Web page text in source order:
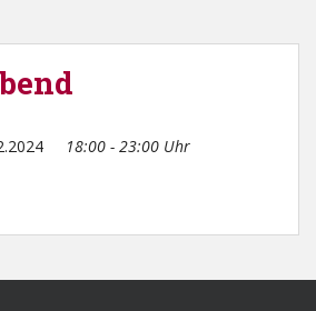
18:00 - 23:00 Uhr